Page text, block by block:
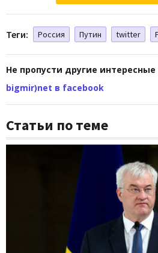
Теги: Россия Путин twitter
Не пропусти другие
bigmir)net в facebook
Статьи по теме